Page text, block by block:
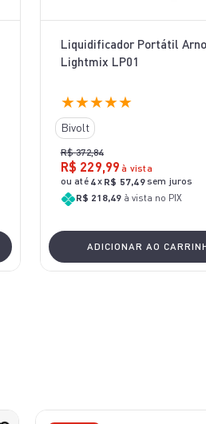
Liquidificador Portátil Arno
Lightmix LP01
★★★★★
Bivolt
R$ 372,84
R$ 229,99 à vista
ou até 4x R$ 57,49sem juros
R$ 218,49 à vista no PIX
ADICIONAR AO